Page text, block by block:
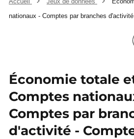
nationaux - Comptes par branches
Économie totale
Comptes
Comptes par
d'activité -